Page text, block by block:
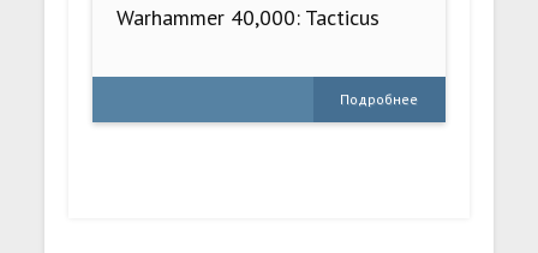
Warhammer 40,000: Tacticus
Подробнее